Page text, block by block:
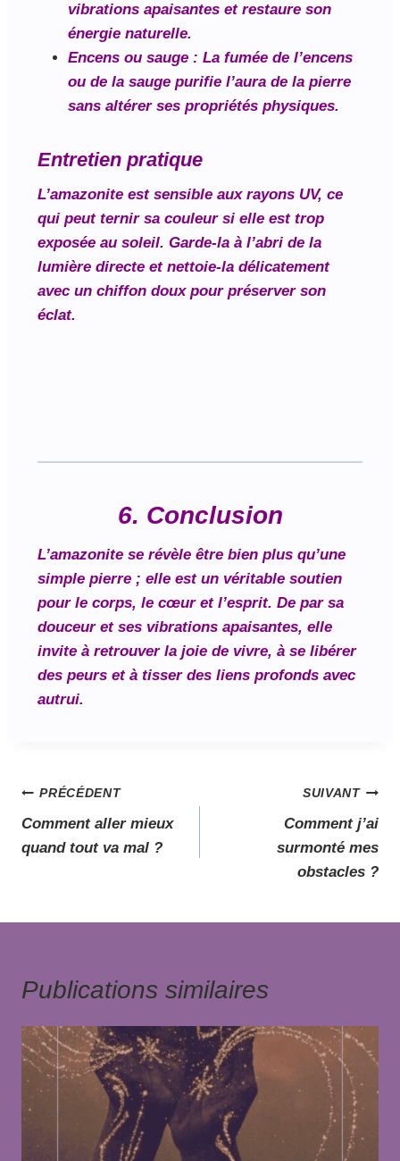
vibrations apaisantes et restaure son
énergie naturelle.
Encens ou sauge : La fumée de l’encens
ou de la sauge purifie l’aura de la pierre
sans altérer ses propriétés physiques.
Entretien pratique
L’amazonite est sensible aux rayons UV, ce
qui peut ternir sa couleur si elle est trop
exposée au soleil. Garde-la à l’abri de la
lumière directe et nettoie-la délicatement
avec un chiffon doux pour préserver son
éclat.
6. Conclusion
L’amazonite se révèle être bien plus qu’une
simple pierre ; elle est un véritable soutien
pour le corps, le cœur et l’esprit. De par sa
douceur et ses vibrations apaisantes, elle
invite à retrouver la joie de vivre, à se libérer
des peurs et à tisser des liens profonds avec
autrui.
PRÉCÉDENT
Comment aller mieux
quand tout va mal ?
SUIVANT
Comment j’ai
surmonté mes
obstacles ?
Publications similaires